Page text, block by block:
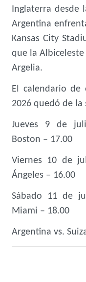
Inglaterra desde
Argentina
Kansas City
que la
Argelia.
El calendario
2026 quedó de la
Jueves 9 de
Boston – 17.00
Viernes 10 de
Ángeles – 16.00
Sábado 11 de
Miami – 18.00
Argentina vs.